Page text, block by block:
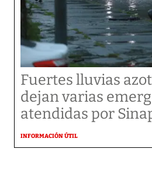
Fuertes lluvias
dejan varias
atendidas por
INFORMACIÓN ÚTIL